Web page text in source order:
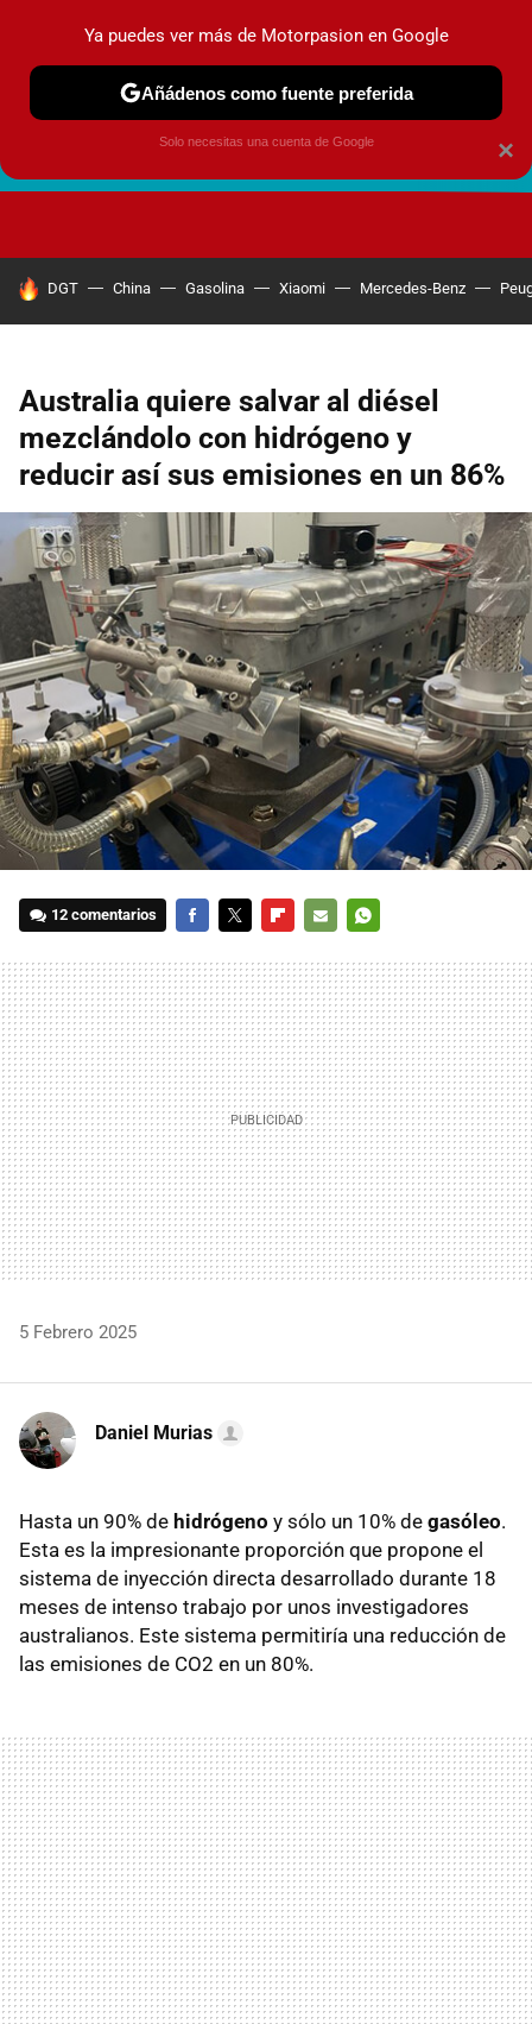
HOY SE HABLA DE
DGT China Gasolina Xiaomi Mercedes-Benz
Australia quiere salvar al diésel
mezclándolo con hidrógeno y
reducir así sus emisiones en un 86%
12 comentarios
MAIL
5 Febrero 2025
Daniel Murias
Hasta un 90% de hidrógeno y sólo un 10% de gasóleo.
Esta es la impresionante proporción que propone el
sistema de inyección directa desarrollado durante 18
meses de intenso trabajo por unos investigadores
australianos. Este sistema permitiría una reducción de
las emisiones de CO2 en un 80%.
×
Ya puedes ver más de Motorpasion en Google
Añádenos como fuente preferida
Solo necesitas una cuenta de Google